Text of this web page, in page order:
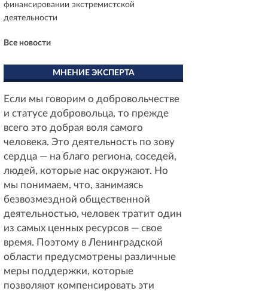
финансировании экстремистской
деятельности
Все новости
МНЕНИЕ ЭКСПЕРТА
Если мы говорим о добровольчестве
и статусе добровольца, то прежде
всего это добрая воля самого
человека. Это деятельность по зову
сердца — на благо региона, соседей,
людей, которые нас окружают. Но
мы понимаем, что, занимаясь
безвозмездной общественной
деятельностью, человек тратит один
из самых ценных ресурсов — свое
время. Поэтому в Ленинградской
области предусмотрены различные
меры поддержки, которые
позволяют компенсировать эти